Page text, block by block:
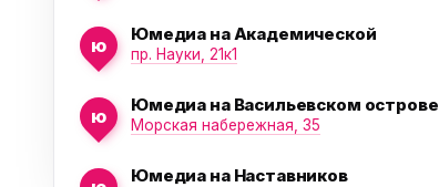
ю
Юмедиа на Академической
пр. Науки, 21к1
ю
Юмедиа на Васильевском острове
Морская набережная, 35
Юмедиа на Наставников